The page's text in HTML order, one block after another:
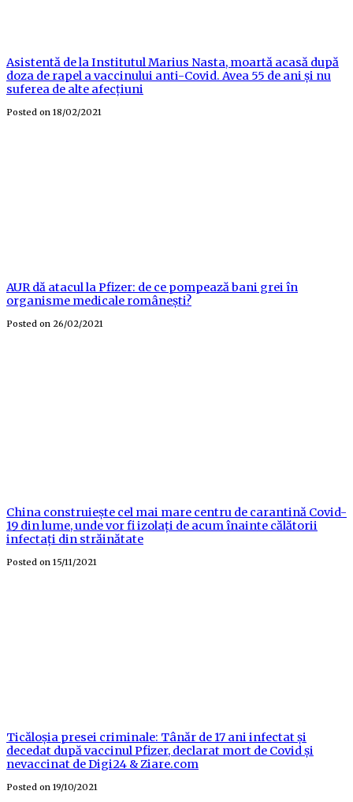
Asistentă de la Institutul Marius Nasta, moartă acasă după
doza de rapel a vaccinului anti-Covid. Avea 55 de ani și nu
suferea de alte afecțiuni
Posted on 18/02/2021
AUR dă atacul la Pfizer: de ce pompează bani grei în
organisme medicale românești?
Posted on 26/02/2021
China construiește cel mai mare centru de carantină Covid-
19 din lume, unde vor fi izolați de acum înainte călătorii
infectați din străinătate
Posted on 15/11/2021
Ticăloșia presei criminale: Tânăr de 17 ani infectat și
decedat după vaccinul Pfizer, declarat mort de Covid și
nevaccinat de Digi24 & Ziare.com
Posted on 19/10/2021